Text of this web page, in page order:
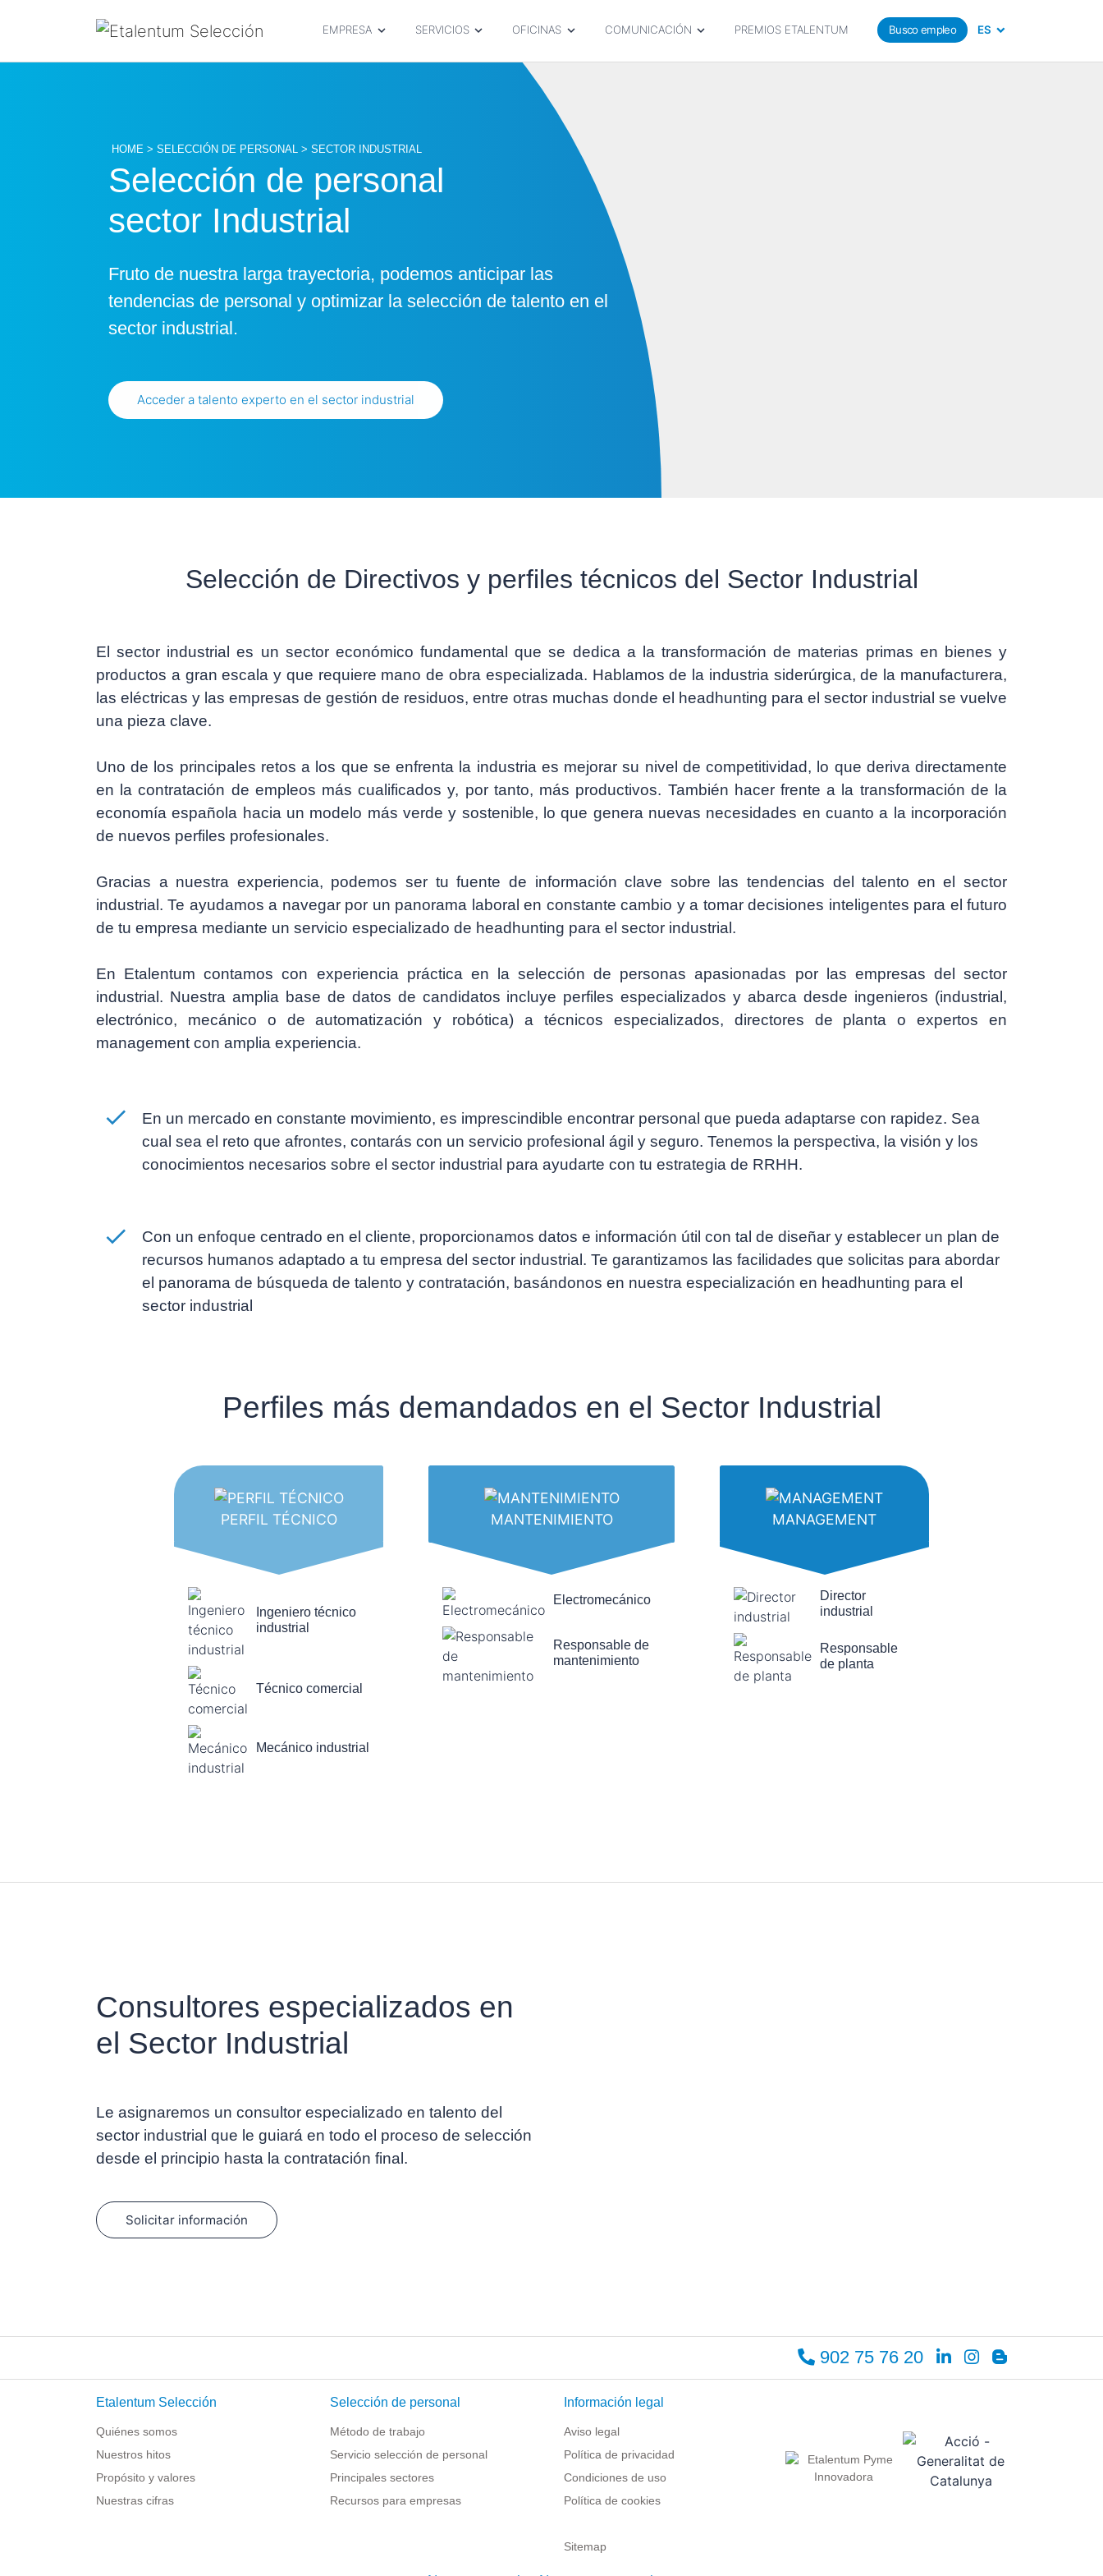
EMPRESA SERVICIOS OFICINAS COMUNICACIÓN PREMIOS ETALENTUM Busco empleo ES
HOME > SELECCIÓN DE PERSONAL > SECTOR INDUSTRIAL
Selección de personal
sector Industrial
Fruto de nuestra larga trayectoria, podemos anticipar las
tendencias de personal y optimizar la selección de talento en el
sector industrial.
Acceder a talento experto en el sector industrial
Selección de Directivos y perfiles técnicos del Sector Industrial
El sector industrial es un sector económico fundamental que se dedica a la transformación de materias primas en bienes y
productos a gran escala y que requiere mano de obra especializada. Hablamos de la industria siderúrgica, de la manufacturera,
las eléctricas y las empresas de gestión de residuos, entre otras muchas donde el headhunting para el sector industrial se vuelve
una pieza clave.
Uno de los principales retos a los que se enfrenta la industria es mejorar su nivel de competitividad, lo que deriva directamente
en la contratación de empleos más cualificados y, por tanto, más productivos. También hacer frente a la transformación de la
economía española hacia un modelo más verde y sostenible, lo que genera nuevas necesidades en cuanto a la incorporación
de nuevos perfiles profesionales.
Gracias a nuestra experiencia, podemos ser tu fuente de información clave sobre las tendencias del talento en el sector
industrial. Te ayudamos a navegar por un panorama laboral en constante cambio y a tomar decisiones inteligentes para el futuro
de tu empresa mediante un servicio especializado de headhunting para el sector industrial.
En Etalentum contamos con experiencia práctica en la selección de personas apasionadas por las empresas del sector
industrial. Nuestra amplia base de datos de candidatos incluye perfiles especializados y abarca desde ingenieros (industrial,
electrónico, mecánico o de automatización y robótica) a técnicos especializados, directores de planta o expertos en
management con amplia experiencia.
En un mercado en constante movimiento, es imprescindible encontrar personal que pueda adaptarse con rapidez. Sea
cual sea el reto que afrontes, contarás con un servicio profesional ágil y seguro. Tenemos la perspectiva, la visión y los
conocimientos necesarios sobre el sector industrial para ayudarte con tu estrategia de RRHH.
Con un enfoque centrado en el cliente, proporcionamos datos e información útil con tal de diseñar y establecer un plan de
recursos humanos adaptado a tu empresa del sector industrial. Te garantizamos las facilidades que solicitas para abordar
el panorama de búsqueda de talento y contratación, basándonos en nuestra especialización en headhunting para el
sector industrial
Perfiles más demandados en el Sector Industrial
PERFIL TÉCNICO
Ingeniero técnico
industrial
Técnico comercial
Mecánico industrial
MANTENIMIENTO
Electromecánico
Responsable de
mantenimiento
MANAGEMENT
Director
industrial
Responsable
de planta
Consultores especializados en
el Sector Industrial
Le asignaremos un consultor especializado en talento del
sector industrial que le guiará en todo el proceso de selección
desde el principio hasta la contratación final.
Solicitar información
902 75 76 20
Etalentum Selección
Quiénes somos
Nuestros hitos
Propósito y valores
Nuestras cifras
Selección de personal
Método de trabajo
Servicio selección de personal
Principales sectores
Recursos para empresas
Información legal
Aviso legal
Política de privacidad
Condiciones de uso
Política de cookies
Sitemap